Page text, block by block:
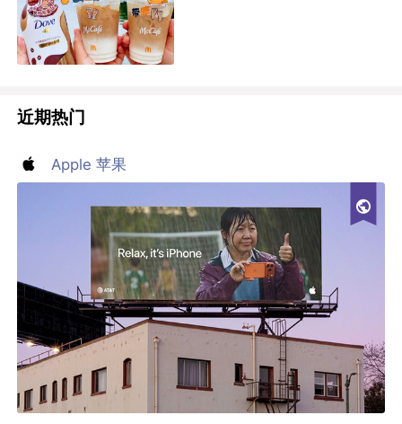
近期热门
Apple 苹果